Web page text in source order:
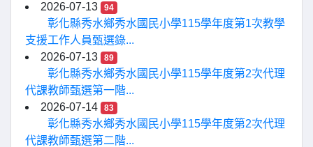
2026-07-13
94
彰化縣秀水鄉秀水國民小學115學年度第1次教學
支援工作人員甄選錄...
2026-07-13
89
彰化縣秀水鄉秀水國民小學115學年度第2次代理
代課教師甄選第一階...
2026-07-14
83
彰化縣秀水鄉秀水國民小學115學年度第2次代理
代課教師甄選第二階...